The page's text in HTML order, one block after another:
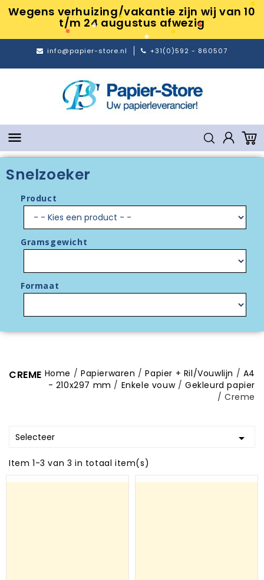
Wegens verhuizing/vakantie zijn wij van 10
t/m 24 augustus afwezig
info@papier-store.nl +31(0)592 - 860507

Snelzoeker
Product
Gramsgewicht
Formaat
CREME Home Papierwaren Papier + Ril/Vouwlijn
A4
- 210x297 mm
Enkele vouw
Gekleurd papier
Creme
Selecteer 
Item 1-3 van 3 in totaal item(s)